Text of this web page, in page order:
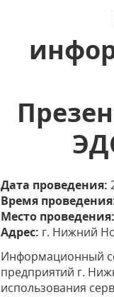
Дата проведения:
Время
Место
Адрес: г. Нижний
Информационный
предприятий г.
использования